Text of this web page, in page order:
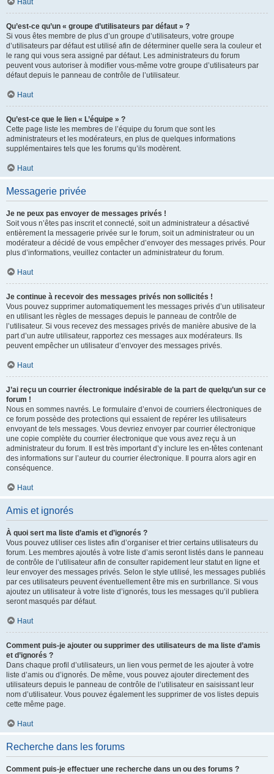
Haut
Qu’est-ce qu’un « groupe d’utilisateurs par défaut » ?
Si vous êtes membre de plus d’un groupe d’utilisateurs, votre groupe
d’utilisateurs par défaut est utilisé afin de déterminer quelle sera la couleur et
le rang qui vous sera assigné par défaut. Les administrateurs du forum
peuvent vous autoriser à modifier vous-même votre groupe d’utilisateurs par
défaut depuis le panneau de contrôle de l’utilisateur.
Haut
Qu’est-ce que le lien « L’équipe » ?
Cette page liste les membres de l’équipe du forum que sont les
administrateurs et les modérateurs, en plus de quelques informations
supplémentaires tels que les forums qu’ils modèrent.
Haut
Messagerie privée
Je ne peux pas envoyer de messages privés !
Soit vous n’êtes pas inscrit et connecté, soit un administrateur a désactivé
entièrement la messagerie privée sur le forum, soit un administrateur ou un
modérateur a décidé de vous empêcher d’envoyer des messages privés. Pour
plus d’informations, veuillez contacter un administrateur du forum.
Haut
Je continue à recevoir des messages privés non sollicités !
Vous pouvez supprimer automatiquement les messages privés d’un utilisateur
en utilisant les règles de messages depuis le panneau de contrôle de
l’utilisateur. Si vous recevez des messages privés de manière abusive de la
part d’un autre utilisateur, rapportez ces messages aux modérateurs. Ils
peuvent empêcher un utilisateur d’envoyer des messages privés.
Haut
J’ai reçu un courrier électronique indésirable de la part de quelqu’un sur ce
forum !
Nous en sommes navrés. Le formulaire d’envoi de courriers électroniques de
ce forum possède des protections qui essaient de repérer les utilisateurs
envoyant de tels messages. Vous devriez envoyer par courrier électronique
une copie complète du courrier électronique que vous avez reçu à un
administrateur du forum. Il est très important d’y inclure les en-têtes contenant
des informations sur l’auteur du courrier électronique. Il pourra alors agir en
conséquence.
Haut
Amis et ignorés
À quoi sert ma liste d’amis et d’ignorés ?
Vous pouvez utiliser ces listes afin d’organiser et trier certains utilisateurs du
forum. Les membres ajoutés à votre liste d’amis seront listés dans le panneau
de contrôle de l’utilisateur afin de consulter rapidement leur statut en ligne et
leur envoyer des messages privés. Selon le style utilisé, les messages publiés
par ces utilisateurs peuvent éventuellement être mis en surbrillance. Si vous
ajoutez un utilisateur à votre liste d’ignorés, tous les messages qu’il publiera
seront masqués par défaut.
Haut
Comment puis-je ajouter ou supprimer des utilisateurs de ma liste d’amis
et d’ignorés ?
Dans chaque profil d’utilisateurs, un lien vous permet de les ajouter à votre
liste d’amis ou d’ignorés. De même, vous pouvez ajouter directement des
utilisateurs depuis le panneau de contrôle de l’utilisateur en saisissant leur
nom d’utilisateur. Vous pouvez également les supprimer de vos listes depuis
cette même page.
Haut
Recherche dans les forums
Comment puis-je effectuer une recherche dans un ou des forums ?